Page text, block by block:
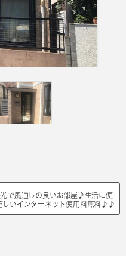
で風通しの良いお部屋♪生活に便
しいインターネット使用料無料♪♪